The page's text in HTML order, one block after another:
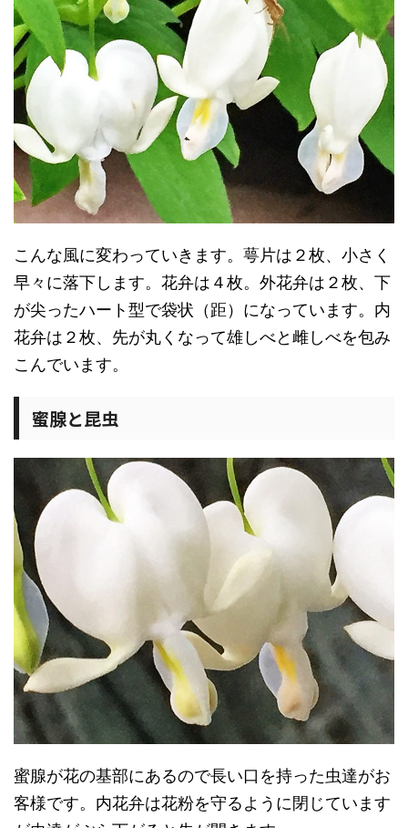
こんな風に変わっていきます。萼片は２枚、小さく
早々に落下します。花弁は４枚。外花弁は２枚、下
が尖ったハート型で袋状（距）になっています。内
花弁は２枚、先が丸くなって雄しべと雌しべを包み
こんでいます。
蜜腺と昆虫
蜜腺が花の基部にあるので長い口を持った虫達がお
客様です。内花弁は花粉を守るように閉じています